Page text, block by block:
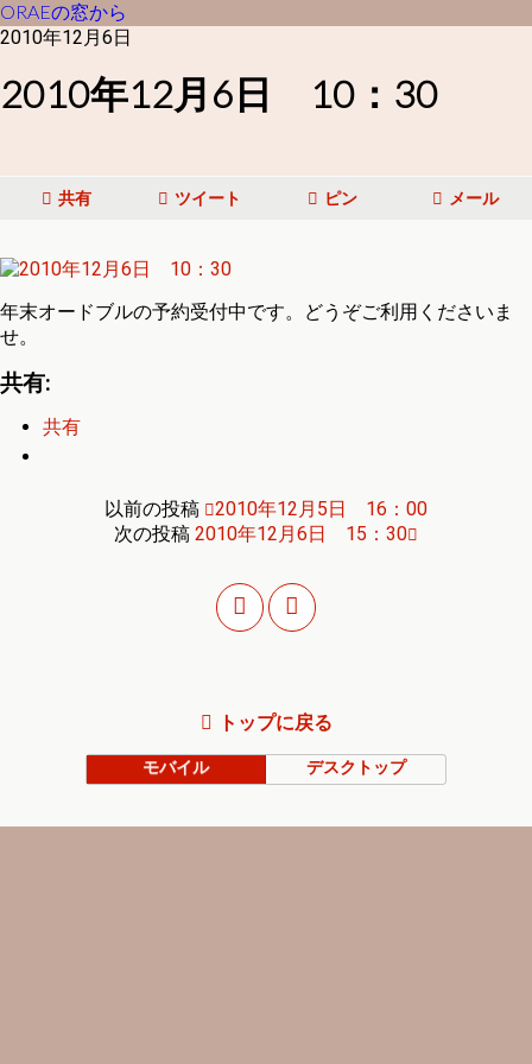
ORAEの窓から
2010年12月6日
2010年12月6日 10：30
共有 ツイート ピン メール
年末オードブルの予約受付中です。どうぞご利用くださいま
せ。
共有:
共有
以前の投稿
2010年12月5日 16：00
次の投稿 2010年12月6日 15：30
トップに戻る
モバイル デスクトップ